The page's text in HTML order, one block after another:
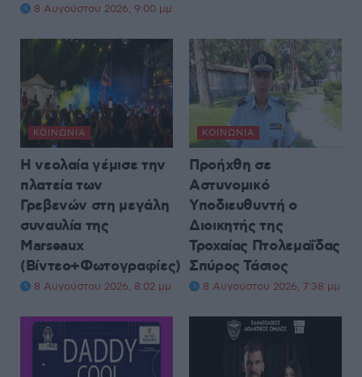
8 Αυγούστου 2026, 9:00 μμ
ΚΟΙΝΩΝΊΑ
Η νεολαία γέμισε την
πλατεία των
Γρεβενών στη μεγάλη
συναυλία της
Marseaux
(Βίντεο+Φωτογραφίες)
8 Αυγούστου 2026, 8:02 μμ
ΚΟΙΝΩΝΊΑ
Προήχθη σε
Αστυνομικό
Υποδιευθυντή ο
Διοικητής της
Τροχαίας Πτολεμαΐδας
Σπύρος Τάσιος
8 Αυγούστου 2026, 7:38 μμ